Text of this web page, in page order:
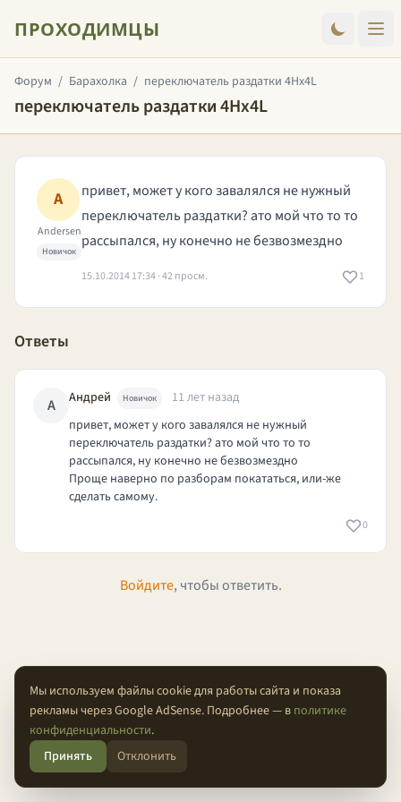
ПРОХОДИМЦЫ
Форум / Барахолка / переключатель раздатки 4Hx4L
переключатель раздатки 4Hx4L
A
Andersen
Новичок
привет, может у кого завалялся не нужный
переключатель раздатки? ато мой что то то
рассыпался, ну конечно не безвозмездно
15.10.2014 17:34 · 42 просм. 1
Ответы
А Андрей Новичок
11 лет назад
привет, может у кого завалялся не нужный
переключатель раздатки? ато мой что то то
рассыпался, ну конечно не безвозмездно
Проще наверно по разборам покататься, или-же
сделать самому.
0
Войдите, чтобы ответить.
О проектеКонфиденциальность
© 2026 Проходимцы — Там, где кончается асфальт.
Мы используем файлы cookie для работы сайта и показа
рекламы через Google AdSense. Подробнее — в политике
конфиденциальности.
Принять
Отклонить